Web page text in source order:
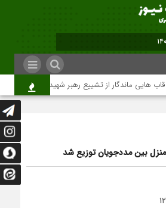
قاب هایی ماندگار از تشییع رهبر شهید در تهران